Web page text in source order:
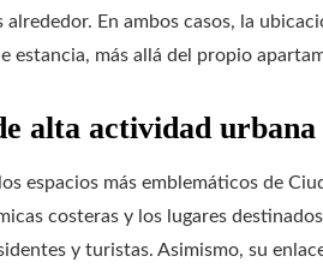
En ambos casos, la
estancia, más allá del propio
alta actividad urbana
espacios más emblemáticos de
costeras y los lugares
y turistas. Asimismo, su